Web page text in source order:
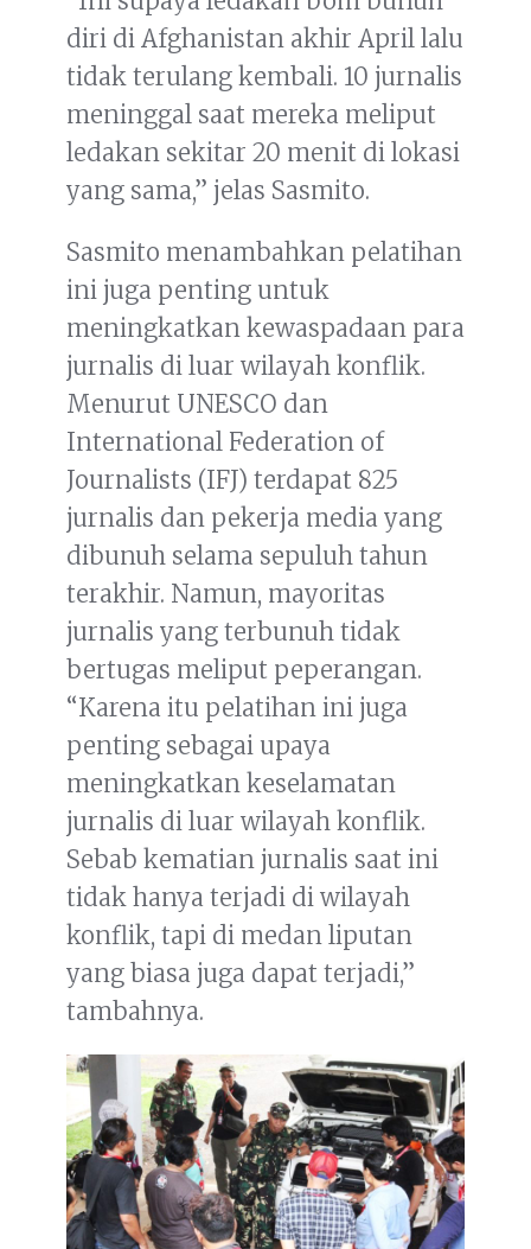
diri di Afghanistan akhir April lalu
tidak terulang kembali. 10 jurnalis
meninggal saat mereka meliput
ledakan sekitar 20 menit di lokasi
yang sama,” jelas Sasmito.
Sasmito menambahkan pelatihan
ini juga penting untuk
meningkatkan kewaspadaan para
jurnalis di luar wilayah konflik.
Menurut UNESCO dan
International Federation of
Journalists (IFJ) terdapat 825
jurnalis dan pekerja media yang
dibunuh selama sepuluh tahun
terakhir. Namun, mayoritas
jurnalis yang terbunuh tidak
bertugas meliput peperangan.
“Karena itu pelatihan ini juga
penting sebagai upaya
meningkatkan keselamatan
jurnalis di luar wilayah konflik.
Sebab kematian jurnalis saat ini
tidak hanya terjadi di wilayah
konflik, tapi di medan liputan
yang biasa juga dapat terjadi,”
tambahnya.